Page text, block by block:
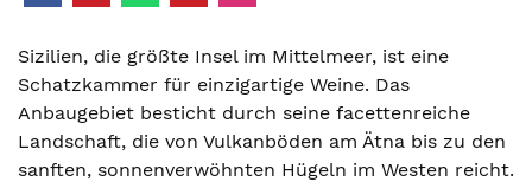
Sizilien, die größte Insel im Mittelmeer, ist eine
Schatzkammer für einzigartige Weine. Das
Anbaugebiet besticht durch seine facettenreiche
Landschaft, die von Vulkanböden am Ätna bis zu den
sanften, sonnenverwöhnten Hügeln im Westen reicht.